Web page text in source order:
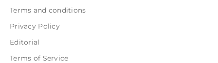
Terms and conditions
Privacy Policy
Editorial
Terms of Service